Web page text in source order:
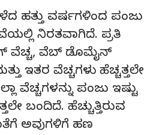
ಹತ್ತು ವರ್ಷಗಳಿಂದ ಪಂಜು
ನಿರತವಾಗಿದೆ. ಪ್ರತಿ
ವೆಚ್ಚ, ವೆಬ್‌ ಡೊಮೈನ್‌
ಇತರ ವೆಚ್ಚಗಳು ಹೆಚ್ಚತ್ತಲೇ
ವೆಚ್ಚಗಳನ್ನು ಪಂಜು ಇಷ್ಟು
ಬಂದಿದೆ. ಹೆಚ್ಚುತ್ತಿರುವ
ಅವುಗಳಿಗೆ ಹಣ